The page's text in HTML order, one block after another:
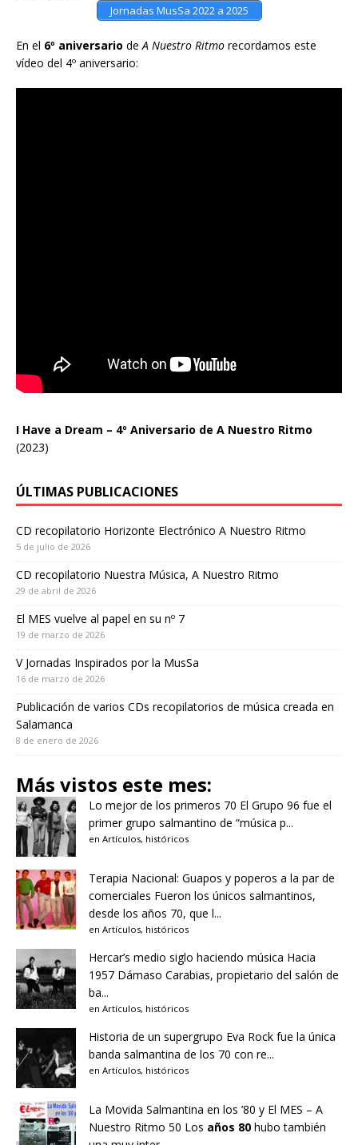
Jornadas MusSa 2022 a 2025
En el 6º aniversario de A Nuestro Ritmo recordamos este
vídeo del 4º aniversario:
I Have a Dream – 4º Aniversario de A Nuestro Ritmo
(2023)
ÚLTIMAS PUBLICACIONES
CD recopilatorio Horizonte Electrónico A Nuestro Ritmo
5 de julio de 2026
CD recopilatorio Nuestra Música, A Nuestro Ritmo
29 de abril de 2026
El MES vuelve al papel en su nº 7
19 de marzo de 2026
V Jornadas Inspirados por la MusSa
16 de marzo de 2026
Publicación de varios CDs recopilatorios de música creada en
Salamanca
8 de enero de 2026
Más vistos este mes:
Lo mejor de los primeros 70 El Grupo 96 fue el
primer grupo salmantino de “música p...
en Artículos, históricos
Terapia Nacional: Guapos y poperos a la par de
comerciales Fueron los únicos salmantinos,
desde los años 70, que l...
en Artículos, históricos
Hercar’s medio siglo haciendo música Hacia
1957 Dámaso Carabias, propietario del salón de
ba...
en Artículos, históricos
Historia de un supergrupo Eva Rock fue la única
banda salmantina de los 70 con re...
en Artículos, históricos
La Movida Salmantina en los ’80 y El MES – A
Nuestro Ritmo 50 Los años 80 hubo también